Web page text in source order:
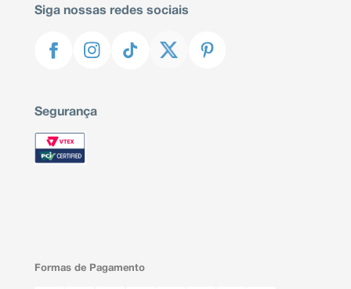
Siga nossas redes sociais
Segurança
Formas de Pagamento